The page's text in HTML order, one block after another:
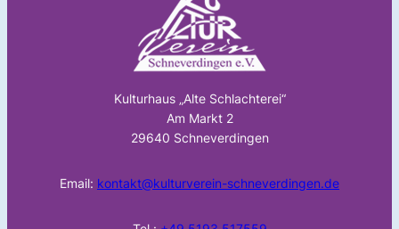
Kulturhaus „Alte Schlachterei“
Am Markt 2
29640 Schneverdingen
Email: kontakt@kulturverein-schneverdingen.de